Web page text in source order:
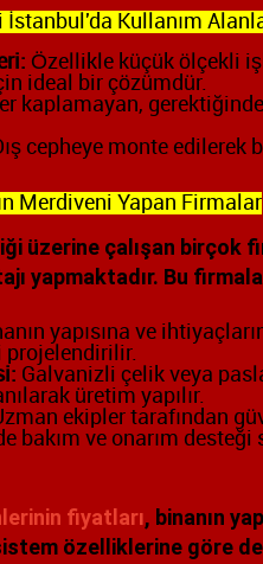
İstanbul'da Kullanım
Özellikle küçük ölçekli
ideal bir çözümdür.
kaplamayan,
cepheye monte edilerek
Merdiveni Yapan Firmalar
üzerine çalışan birçok
yapmaktadır. Bu
yapısına ve
projelendirilir.
Galvanizli çelik veya
üretim yapılır.
ekipler tarafından
bakım ve onarım
fiyatları, binanın
özelliklerine göre